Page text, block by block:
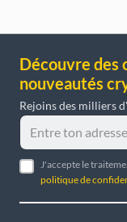
Découvre des
nouveautés
Rejoins des milliers
J'accepte le
politique de